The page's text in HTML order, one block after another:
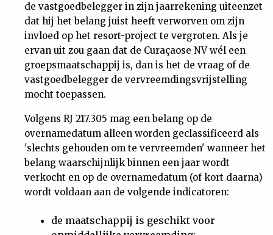
de vastgoedbelegger in zijn jaarrekening uiteenzet
dat hij het belang juist heeft verworven om zijn
invloed op het resort-project te vergroten. Als je
ervan uit zou gaan dat de Curaçaose NV wél een
groepsmaatschappij is, dan is het de vraag of de
vastgoedbelegger de vervreemdingsvrijstelling
mocht toepassen.
Volgens RJ 217.305 mag een belang op de
overnamedatum alleen worden geclassificeerd als
'slechts gehouden om te vervreemden' wanneer het
belang waarschijnlijk binnen een jaar wordt
verkocht en op de overnamedatum (of kort daarna)
wordt voldaan aan de volgende indicatoren:
de maatschappij is geschikt voor